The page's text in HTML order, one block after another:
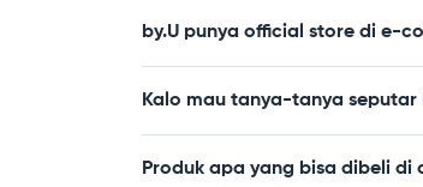
by.U punya official store di e-
Kalo mau tanya-tanya seputar
Produk apa yang bisa dibeli di